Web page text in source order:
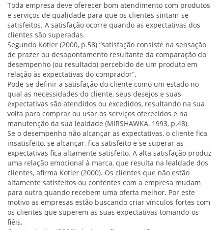
Toda empresa deve oferecer bom atendimento com produtos
e serviços de qualidade para que os clientes sintam-se
satisfeitos. A satisfação ocorre quando as expectativas dos
clientes são superadas.
Segundo Kotler (2000, p.58) “satisfação consiste na sensação
de prazer ou desapontamento resultante da comparação do
desempenho (ou resultado) percebido de um produto em
relação às expectativas do comprador”.
Pode-se definir a satisfação do cliente como um estado no
qual as necessidades do cliente, seus desejos e suas
expectativas são atendidos ou excedidos, resultando na sua
volta para comprar ou usar os serviços oferecidos e na
manutenção da sua lealdade (MIRSHAWKA, 1993, p.48).
Se o desempenho não alcançar as expectativas, o cliente fica
insatisfeito, se alcançar, fica satisfeito e se superar as
expectativas fica altamente satisfeito. A alta satisfação produz
uma relação emocional à marca, que resulta na lealdade dos
clientes, afirma Kotler (2000). Os clientes que não estão
altamente satisfeitos ou contentes com a empresa mudam
para outra quando recebem uma oferta melhor. Por este
motivo as empresas estão buscando criar vínculos fortes com
os clientes que superem as suas expectativas tomando-os
fiéis.